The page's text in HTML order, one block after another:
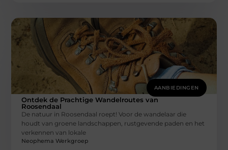
AANBIEDINGEN
Ontdek de Prachtige Wandelroutes van
Roosendaal
De natuur in Roosendaal roept! Voor de wandelaar die
houdt van groene landschappen, rustgevende paden en het
verkennen van lokale
Neophema Werkgroep